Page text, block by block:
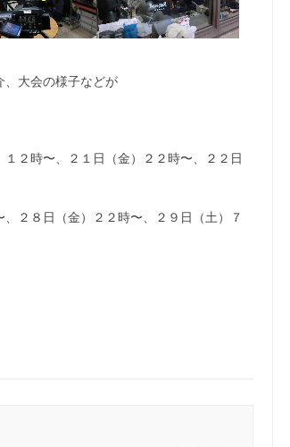
、大会の様子などが
２時〜、２１日（金）２２時〜、２２日
２８日（金）２２時〜、２９日（土）７